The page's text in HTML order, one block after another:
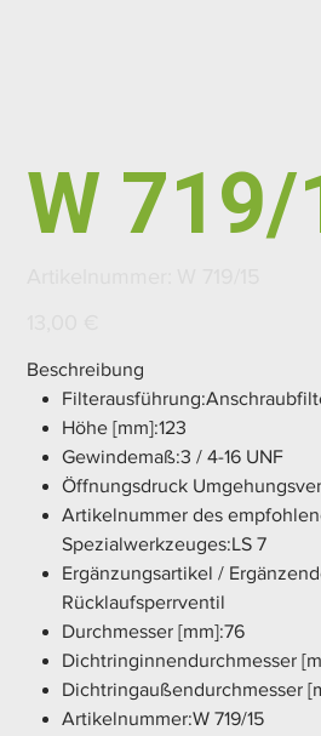
W 719/
Beschreibung
Höhe [mm]:123
Gewindemaß:3 / 4-16 UNF
Öffnungsdruck
Artikelnummer des
Spezialwerkzeuges:LS 7
Ergänzungsartikel /
Rücklaufsperrventil
Durchmesser [mm]:76
Dichtringinnendurchmesser
Dichtringaußendurchmesser
Artikelnummer:W 719/15